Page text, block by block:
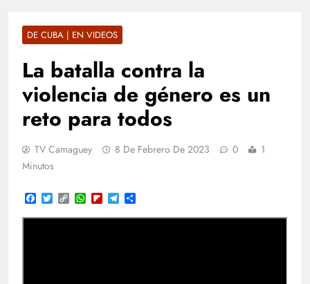
DE CUBA | EN VIDEOS
La batalla contra la
violencia de género es un
reto para todos
TV Camaguey 8 De Febrero De 2023 0
1
Minutos
Facebook
TwitterCopy
Link
WhatsApp
FlipboardTelegram